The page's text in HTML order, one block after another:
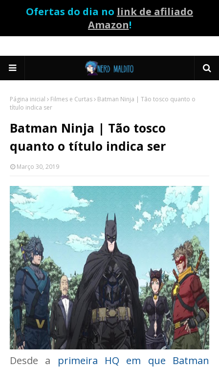
Ofertas do dia no link de afiliado
Amazon!
Página inicial Filmes e Curtas
Batman Ninja | Tão tosco quanto o
título indica ser
Batman Ninja | Tão tosco
quanto o título indica ser
Março 30, 2019
Desde a primeira HQ em que Batman